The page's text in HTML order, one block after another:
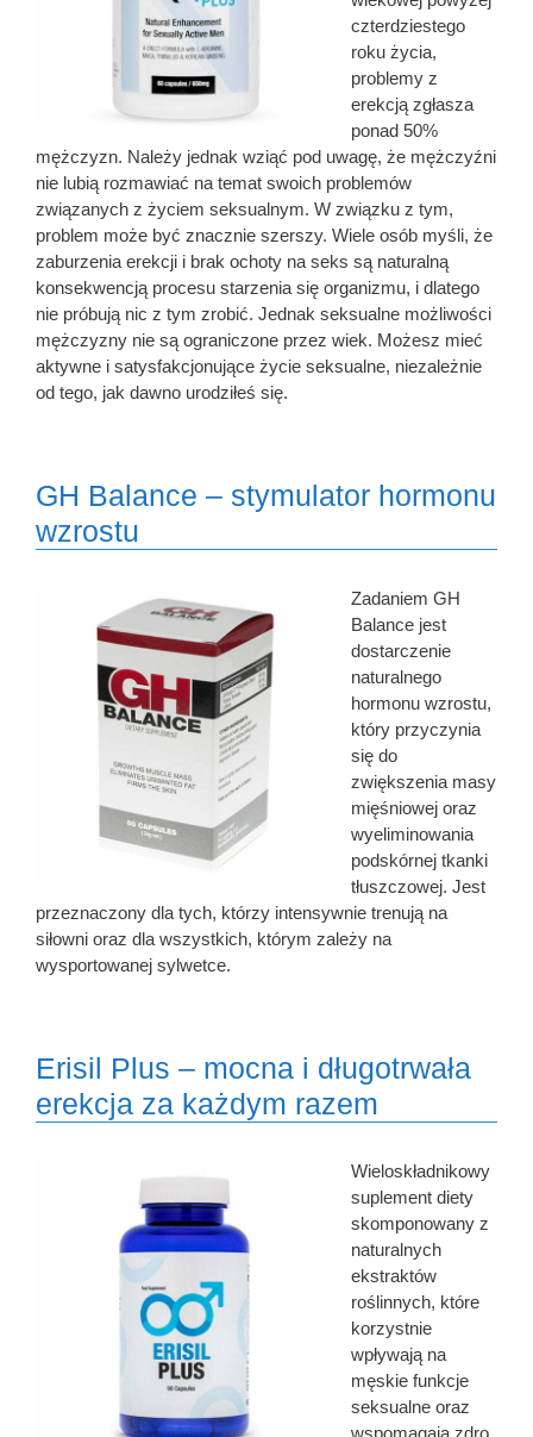
czterdziestego
roku życia,
problemy z
erekcją zgłasza
ponad 50%
mężczyzn. Należy jednak wziąć pod uwagę, że mężczyźni
nie lubią rozmawiać na temat swoich problemów
związanych z życiem seksualnym. W związku z tym,
problem może być znacznie szerszy. Wiele osób myśli, że
zaburzenia erekcji i brak ochoty na seks są naturalną
konsekwencją procesu starzenia się organizmu, i dlatego
nie próbują nic z tym zrobić. Jednak seksualne możliwości
mężczyzny nie są ograniczone przez wiek. Możesz mieć
aktywne i satysfakcjonujące życie seksualne, niezależnie
od tego, jak dawno urodziłeś się.
GH Balance – stymulator hormonu
wzrostu
Zadaniem GH
Balance jest
dostarczenie
naturalnego
hormonu wzrostu,
który przyczynia
się do
zwiększenia masy
mięśniowej oraz
wyeliminowania
podskórnej tkanki
tłuszczowej. Jest
przeznaczony dla tych, którzy intensywnie trenują na
siłowni oraz dla wszystkich, którym zależy na
wysportowanej sylwetce.
Erisil Plus – mocna i długotrwała
erekcja za każdym razem
Wieloskładnikowy
suplement diety
skomponowany z
naturalnych
ekstraktów
roślinnych, które
korzystnie
wpływają na
męskie funkcje
seksualne oraz